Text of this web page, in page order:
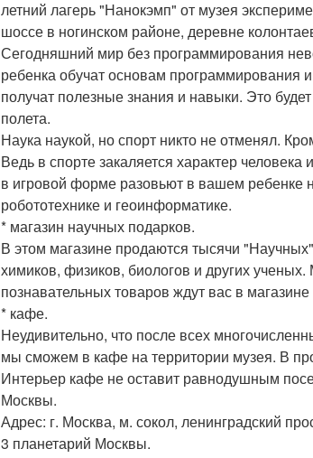
летний лагерь "Нанокэмп" от музея
шоссе в ногинском районе, деревне
Сегодняшний мир без программирования
ребенка обучат основам программирования
получат полезные знания и навыки. Это
полета.
Наука наукой, но спорт никто не отменял.
Ведь в спорте закаляется характер
в игровой форме разовьют в вашем ребенке
робототехнике и геоинформатике.
* магазин научных подарков.
В этом магазине продаются тысячи
химиков, физиков, биологов и других
познавательных товаров ждут вас в
* кафе.
Неудивительно, что после всех
мы сможем в кафе на территории музея. В
Интерьер кафе не оставит равнодушным
Москвы.
Адрес: г. Москва, м. сокол, ленинградский
3 планетарий Москвы.